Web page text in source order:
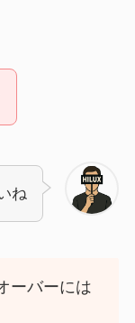
ね
ーバーには